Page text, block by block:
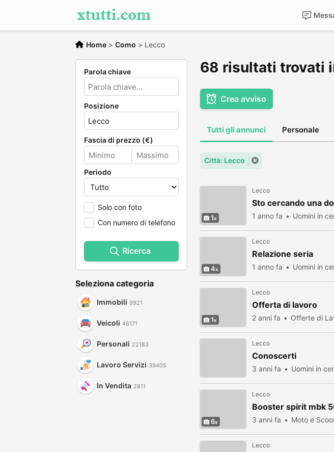
Home > Como > Lecco
Parola chiave
Posizione
Fascia di prezzo (€)
Periodo
Solo con foto
Con numero di telefono
Ricerca
Seleziona categoria
Immobili 9921
Veicoli 46171
Personali 22183
Lavoro Servizi 39405
In Vendita 2811
68 risultati trovati
Crea avviso
Tutti gli annunci Personale
Città: Lecco
1
Lecco
Sto cercando una
1 anno fa Uomini in
4
Lecco
Relazione seria
1 anno fa Uomini in
1
Lecco
Offerta di lavoro
2 anni fa Offerte di
Lecco
Conoscerti
3 anni fa Uomini in
6
Lecco
Booster spirit mbk
3 anni fa Moto e
Lecco